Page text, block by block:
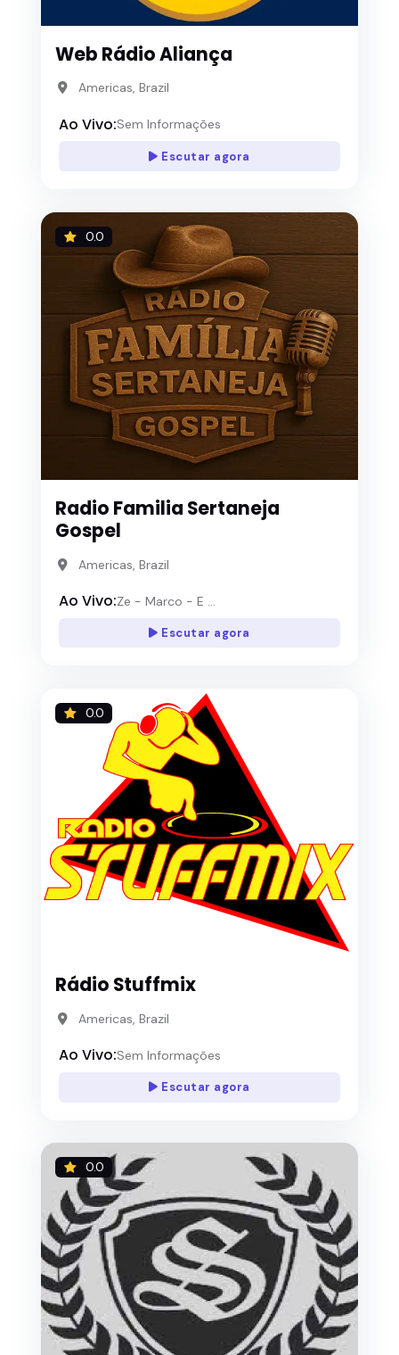
Web Rádio Aliança
Americas, Brazil
Ao Vivo:Sem Informações
Escutar agora
0.0
Radio Familia Sertaneja
Gospel
Americas, Brazil
Ao Vivo:Ze - Marco - E ...
Escutar agora
0.0
Rádio Stuffmix
Americas, Brazil
Ao Vivo:Sem Informações
Escutar agora
0.0